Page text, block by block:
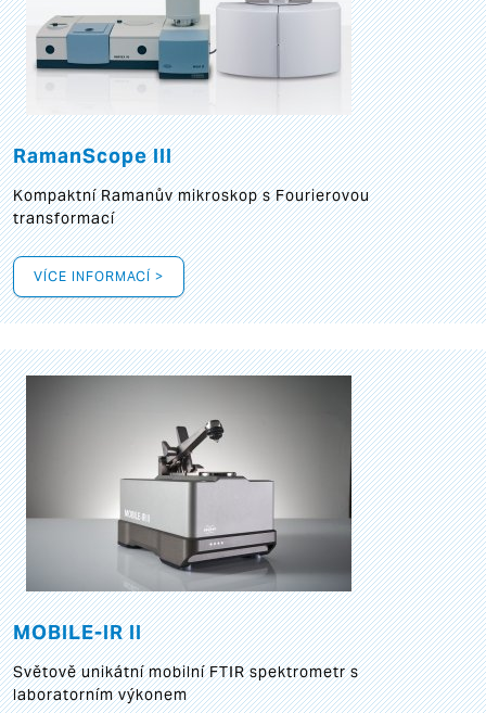
RamanScope III
Kompaktní Ramanův mikroskop s Fourierovou
transformací
VÍCE INFORMACÍ >
MOBILE-IR II
Světově unikátní mobilní FTIR spektrometr s
laboratorním výkonem